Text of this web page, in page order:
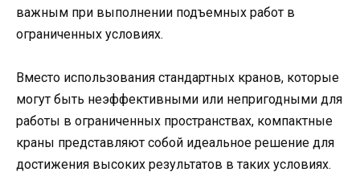
важным при выполнении подъемных работ в
ограниченных условиях.
Вместо использования стандартных кранов, которые
могут быть неэффективными или непригодными для
работы в ограниченных пространствах, компактные
краны представляют собой идеальное решение для
достижения высоких результатов в таких условиях.